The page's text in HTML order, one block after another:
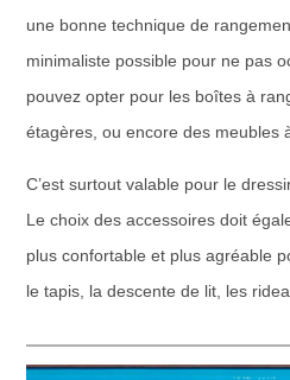
une bonne technique de
minimaliste possible pour ne pas
pouvez opter pour les boîtes à
étagères, ou encore des meubles
C’est surtout valable pour le
Le choix des accessoires doit
plus confortable et plus agréable
le tapis, la descente de lit, les